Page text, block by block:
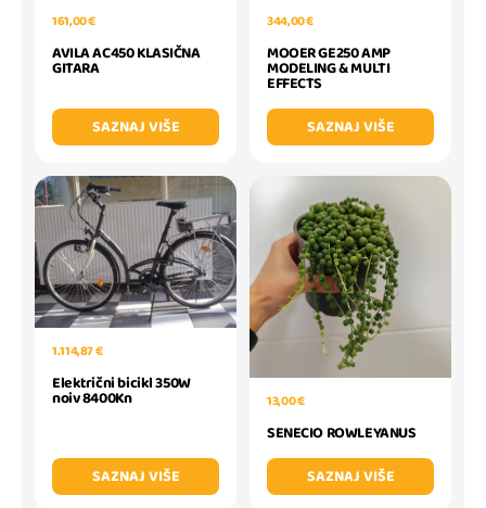
161,00 €
AVILA AC450 KLASIČNA
GITARA
SAZNAJ VIŠE
344,00 €
MOOER GE250 AMP
MODELING & MULTI
EFFECTS
SAZNAJ VIŠE
1.114,87 €
Električni bicikl 350W
noiv 8400Kn
SAZNAJ VIŠE
13,00 €
SENECIO ROWLEYANUS
SAZNAJ VIŠE